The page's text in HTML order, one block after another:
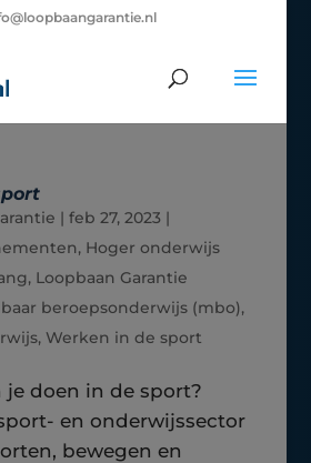
| feb 27, 2023|
, Hoger onderwijs
, Loopbaan Garantie
beroepsonderwijs (mbo),
, Werken in de sport
je doen in de sport?
en onderwijssector
bewegen en